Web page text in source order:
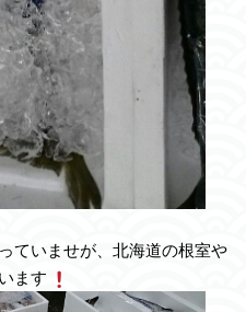
ていませが、北海道の根室や
ます